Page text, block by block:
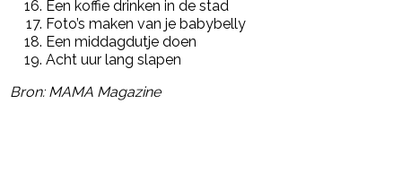
Een koffie drinken in de stad
Foto’s maken van je babybelly
Een middagdutje doen
Acht uur lang slapen
Bron: MAMA Magazine